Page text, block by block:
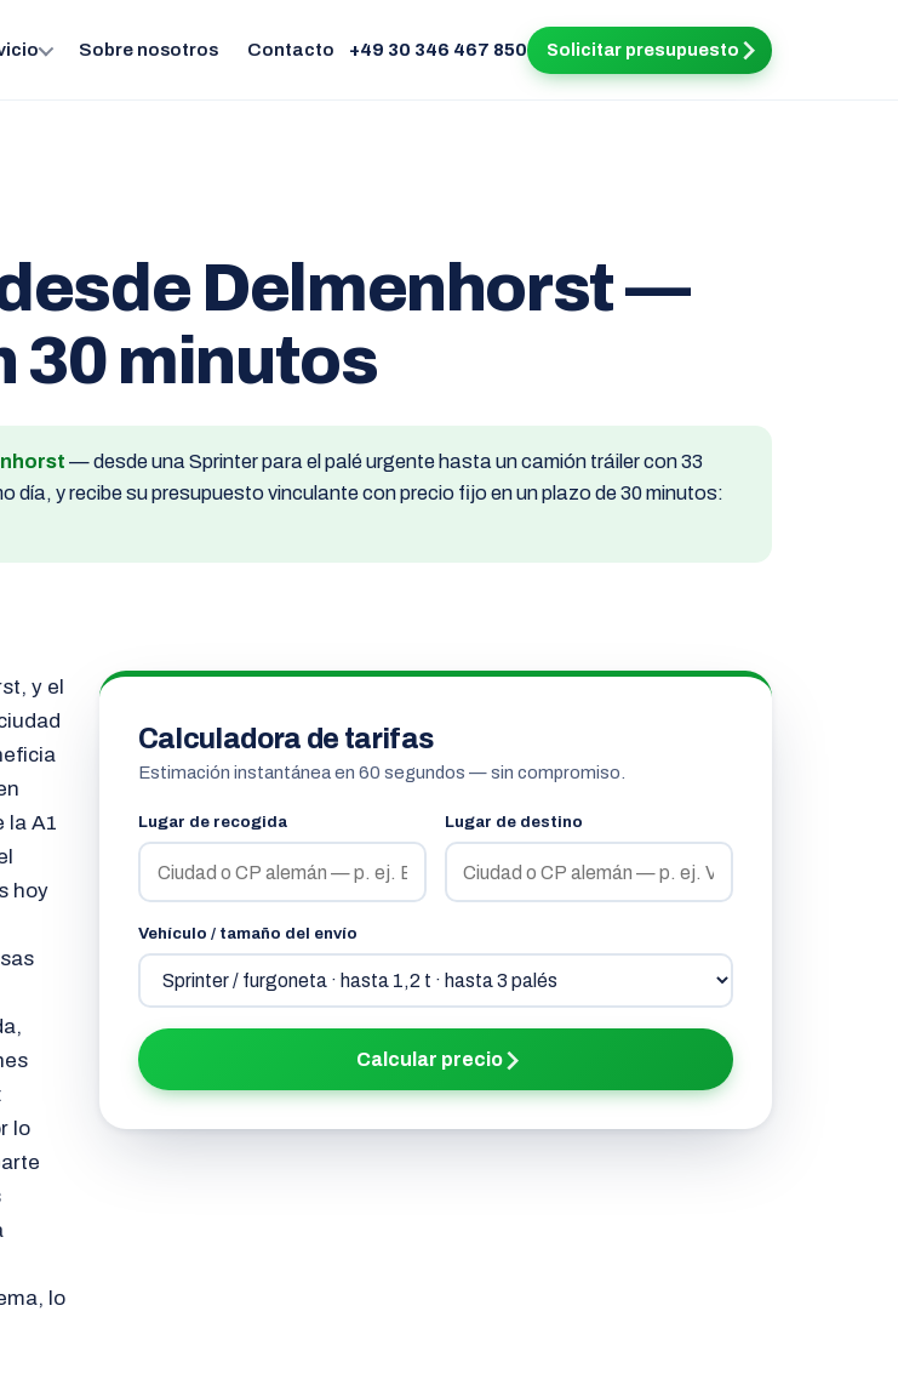
Sobre nosotros Contacto +49 30 346 467 850 Solicitar presupuesto
Delmenhorst —
30 minutos
— desde una Sprinter para el palé urgente hasta un camión tráiler con 33
día, y recibe su presupuesto vinculante con precio fijo en un plazo de 30 minutos:
y el
la A1
hoy
lo
lo
Calculadora de tarifas
Estimación instantánea en 60 segundos — sin compromiso.
Lugar de recogida Lugar de destino
Vehículo / tamaño del envío
Calcular precio